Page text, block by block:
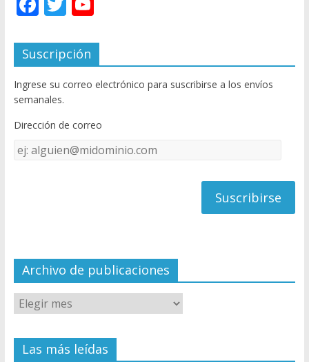
e
b
o
o
k
itt
er
u
T
u
e
C
el
Suscripción
Ingrese su correo electrónico para suscribirse a los envíos
semanales.
Dirección de correo
Dirección
de
Archivo de publicaciones
Las más leídas